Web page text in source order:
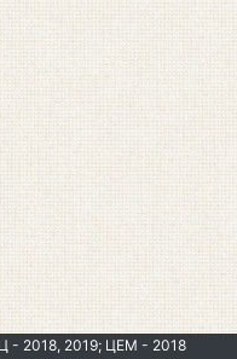
- 2018, 2019; ЦЕМ - 2018